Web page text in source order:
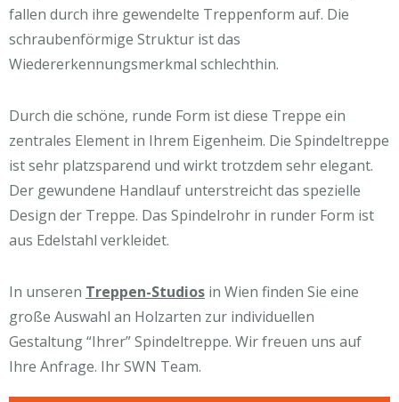
fallen durch ihre gewendelte Treppenform auf. Die
schraubenförmige Struktur ist das
Wiedererkennungsmerkmal schlechthin.
Durch die schöne, runde Form ist diese Treppe ein
zentrales Element in Ihrem Eigenheim. Die Spindeltreppe
ist sehr platzsparend und wirkt trotzdem sehr elegant.
Der gewundene Handlauf unterstreicht das spezielle
Design der Treppe. Das Spindelrohr in runder Form ist
aus Edelstahl verkleidet.
In unseren Treppen-Studios in Wien finden Sie eine
große Auswahl an Holzarten zur individuellen
Gestaltung “Ihrer” Spindeltreppe. Wir freuen uns auf
Ihre Anfrage. Ihr SWN Team.